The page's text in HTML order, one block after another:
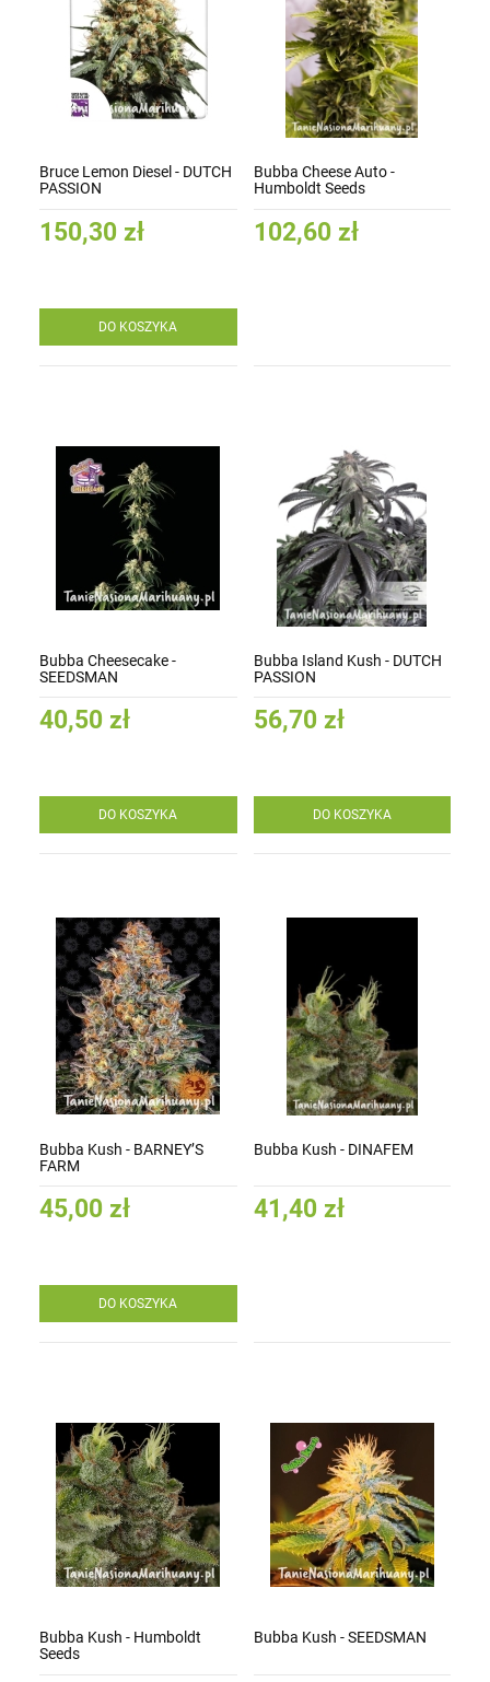
Bruce Lemon Diesel - DUTCH
PASSION
150,30 zł
DO KOSZYKA
Bubba Cheese Auto -
Humboldt Seeds
102,60 zł
Bubba Cheesecake -
SEEDSMAN
40,50 zł
DO KOSZYKA
Bubba Island Kush - DUTCH
PASSION
56,70 zł
DO KOSZYKA
Bubba Kush - BARNEY’S
FARM
45,00 zł
DO KOSZYKA
Bubba Kush - DINAFEM
41,40 zł
Bubba Kush - Humboldt
Seeds
Bubba Kush - SEEDSMAN